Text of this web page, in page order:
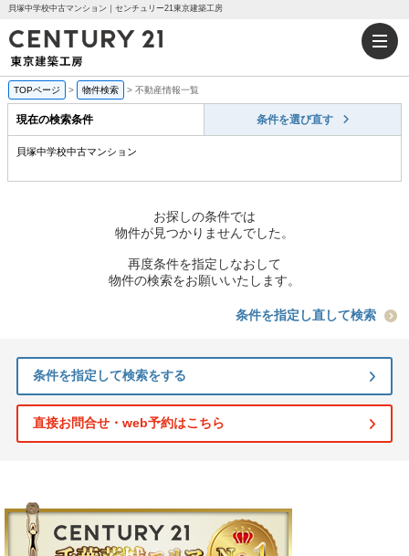
貝塚中学校中古マンション｜センチュリー21東京建築工房
TOPページ > 物件検索 > 不動産情報一覧
現在の検索条件 条件を選び直す
貝塚中学校中古マンション
お探しの条件では
物件が見つかりませんでした。
再度条件を指定しなおして
物件の検索をお願いいたします。
条件を指定し直して検索
条件を指定して検索をする
直接お問合せ・web予約はこちら